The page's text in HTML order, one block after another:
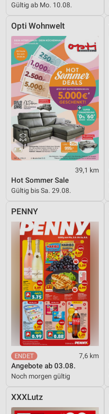
Gültig ab Mo. 10.08.
Opti Wohnwelt
39,1 km
Hot Sommer Sale
Gültig bis Sa. 29.08.
PENNY
7,6 km
Angebote ab 03.08.
Noch morgen gültig
XXXLutz